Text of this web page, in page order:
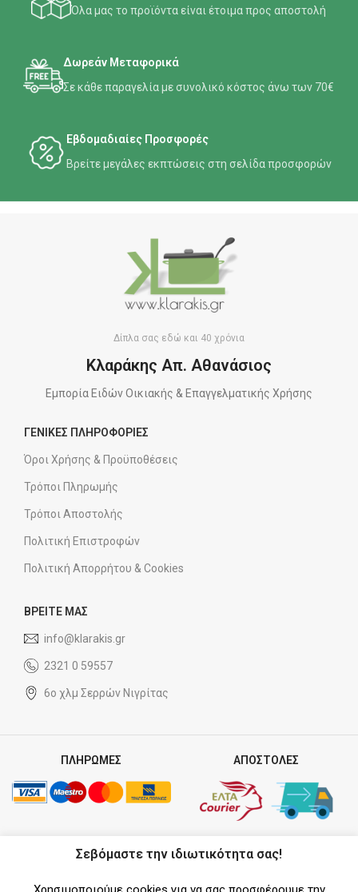
Όλα μας το προϊόντα είναι έτοιμα προς αποστολή
Δωρεάν Μεταφορικά
Σε κάθε παραγελία με συνολικό κόστος άνω των 70€
Εβδομαδιαίες Προσφορές
Βρείτε μεγάλες εκπτώσεις στη σελίδα προσφορών
Δίπλα σας εδώ και 40 χρόνια
Κλαράκης Απ. Αθανάσιος
Εμπορία Ειδών Οικιακής & Επαγγελματικής Χρήσης
ΓΕΝΙΚΕΣ ΠΛΗΡΟΦΟΡΙΕΣ
Όροι Χρήσης & Προϋποθέσεις
Τρόποι Πληρωμής
Τρόποι Αποστολής
Πολιτική Επιστροφών
Πολιτική Απορρήτου & Cookies
ΒΡΕΙΤΕ ΜΑΣ
info@klarakis.gr
2321 0 59557
6ο χλμ Σερρών Νιγρίτας
ΠΛΗΡΩΜΕΣ ΑΠΟΣΤΟΛΕΣ
ΣΥΝΕΡΓΑΤΗΣ
Σεβόμαστε την ιδιωτικότητα σας!